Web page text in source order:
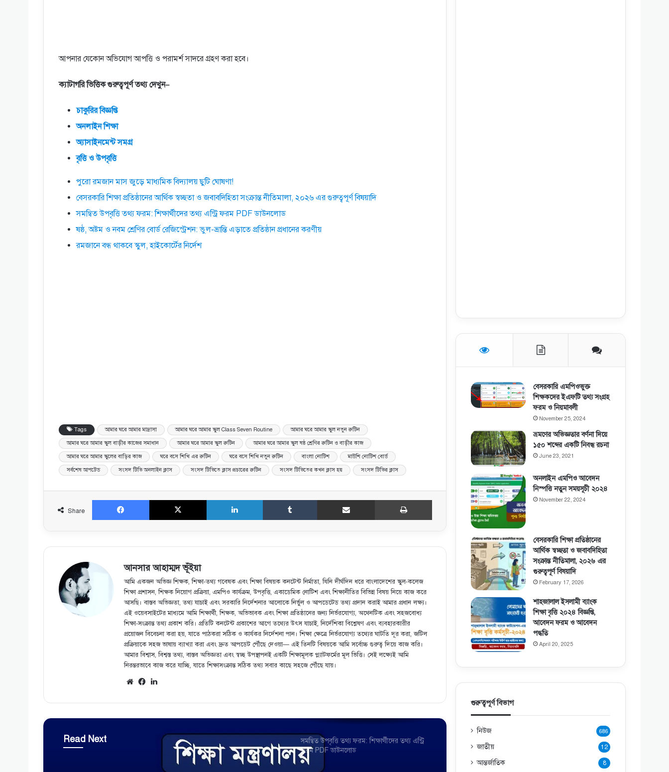
আপনার যেকোন অভিযোগ আপত্তি ও পরামর্শ সাদরে গ্রহণ করা হবে।
ক্যাটাগরি ভিত্তিক গুরুত্বপূর্ণ তথ্য দেখুন–
চাকুরির বিজ্ঞপ্তি
অনলাইন শিক্ষা
অ্যাসাইনমেন্ট সমগ্র
বৃত্তি ও উপবৃত্তি
পুরো রমজান মাস জুড়ে মাধ্যমিক বিদ্যালয় ছুটি ঘোষণা!
বেসরকারি শিক্ষা প্রতিষ্ঠানের আর্থিক স্বচ্ছতা ও জবাবদিহিতা সংক্রান্ত নীতিমালা, ২০২৬ এর গুরুত্বপূর্ণ বিষয়াদি
সমন্বিত উপবৃত্তি তথ্য ফরম: শিক্ষার্থীদের তথ্য এন্ট্রি ফরম PDF ডাউনলোড
ষষ্ঠ, অষ্টম ও নবম শ্রেণির বোর্ড রেজিস্ট্রেশন: ভুল-ভ্রান্তি এড়াতে প্রতিষ্ঠান প্রধানের করণীয়
রমজানে বন্ধ থাকবে স্কুল, হাইকোর্টের‌ নির্দেশ
Tags আমার ঘরে আমার মাদ্রাসা আমার ঘরে আমার স্কুল Class Seven Routine আমার ঘরে আমার স্কুল নতুন রুটিন
আমার ঘরে আমার স্কুল বাড়ীর কাজের সমাধান আমার ঘরে আমার স্কুল রুটিন আমার ঘরে আমার স্কুল ষষ্ঠ শ্রেণির রুটিন ও বাড়ীর কাজ
আমার ঘরে আমার স্কুলের বাড়ির কাজ ঘরে বসে শিখি এর রুটিন ঘরে বসে শিখি নতুন রুটিন বাংলা নোটিশ মাউশি নোটিশ বোর্ড
সর্বশেষ আপটেড সংসদ টিভি অনলাইন ক্লাস সংসদ টিভিতে ক্লাস প্রচারের রুটিন সংসদ টিভিতের কখন ক্লাস হয় সংসদ টিভির ক্লাস
Share
Facebook X LinkedIn Tumblr Share via Email Print
আনসার আহাম্মদ ভূঁইয়া
আমি একজন অভিজ্ঞ শিক্ষক, শিক্ষা-তথ্য গবেষক এবং শিক্ষা বিষয়ক কনটেন্ট নির্মাতা, যিনি দীর্ঘদিন ধরে বাংলাদেশের স্কুল-কলেজ
শিক্ষা প্রশাসন, শিক্ষক নিয়োগ প্রক্রিয়া, এমপিও কার্যক্রম, উপবৃত্তি, একাডেমিক নোটিশ এবং শিক্ষানীতির বিভিন্ন বিষয় নিয়ে কাজ করে
আসছি। বাস্তব অভিজ্ঞতা, তথ্য যাচাই এবং সরকারি নির্দেশনার আলোকে নির্ভুল ও আপডেটেড তথ্য প্রদান করাই আমার প্রধান লক্ষ্য।
এই ওয়েবসাইটের মাধ্যমে আমি শিক্ষার্থী, শিক্ষক, অভিভাবক এবং শিক্ষা প্রতিষ্ঠানের জন্য নির্ভরযোগ্য, অথেনটিক এবং সহজবোধ্য
শিক্ষা-সংক্রান্ত তথ্য প্রকাশ করি। প্রতিটি কনটেন্ট প্রকাশের আগে তথ্যের উৎস যাচাই, নির্দেশিকা বিশ্লেষণ এবং ব্যবহারকারীর
প্রয়োজন বিবেচনা করা হয়, যাতে পাঠকরা সঠিক ও কার্যকর নির্দেশনা পান। শিক্ষা ক্ষেত্রে নির্ভরযোগ্য তথ্যের ঘাটতি দূর করা, জটিল
প্রক্রিয়াকে সহজ ভাষায় ব্যাখ্যা করা এবং দ্রুত আপডেট পৌঁছে দেওয়া— এই তিনটি বিষয়কে আমি সর্বোচ্চ গুরুত্ব দিয়ে কাজ করি।
আমার বিশ্বাস, বিশ্বস্ত তথ্য, বাস্তব অভিজ্ঞতা এবং স্বচ্ছ উপস্থাপনই একটি শিক্ষামূলক প্ল্যাটফর্মের মূল ভিত্তি। সেই লক্ষ্যেই আমি
নিরন্তরভাবে কাজ করে যাচ্ছি, যাতে শিক্ষাসংক্রান্ত সঠিক তথ্য সবার কাছে সহজে পৌঁছে যায়।
WebsiteFacebook
Read Next
রাষ্ট্র ও রাষ্ট্রের উপাদান, রাষ্ট্রের উৎপত্তি সংক্রান্ত মতবাদ
এবং রাষ্ট্র ও সরকারের সম্পর্ক বিশ্লেষণ
একটি নির্দিষ্ট সময়ে একের পর এক ফুচকা খেলে
ফুচকার উপযােগ ক্রমেই কমতে থাকে
নির্ভরশীলতা
সমন্বিত উপবৃত্তি তথ্য ফরম: শিক্ষার্থীদের তথ্য এন্ট্রি
ফরম PDF ডাউনলোড
বেসরকারি এমপিওভুক্ত
শিক্ষকদের ইএফটি তথ্য সংগ্রহ
ফরম ও নিয়মাবলী
November 25, 2024
ভ্রমণের অভিজ্ঞতার বর্ণনা দিয়ে
১৫০ শব্দের একটি নিবন্ধ রচনা
June 23, 2021
অনলাইন এমপিও আবেদন
নিস্পত্তি নতুন সময়সূচী ২০২৪
November 22, 2024
বেসরকারি শিক্ষা প্রতিষ্ঠানের
আর্থিক স্বচ্ছতা ও জবাবদিহিতা
সংক্রান্ত নীতিমালা, ২০২৬ এর
গুরুত্বপূর্ণ বিষয়াদি
February 17, 2026
শাহজালাল ইসলামী ব্যাংক
শিক্ষা বৃত্তি ২০২৪ বিজ্ঞপ্তি,
আবেদন ফরম ও আবেদন
পদ্ধতি
April 20, 2025
গুরুত্বপূর্ণ বিভাগ
নিউজ 686
জাতীয় 12
আন্তর্জাতিক 8